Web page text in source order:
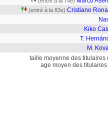
(entré à la 83e) Cristiano
Kiko
T.
M.
taille moyenne des titulaires
age moyen des titulaires